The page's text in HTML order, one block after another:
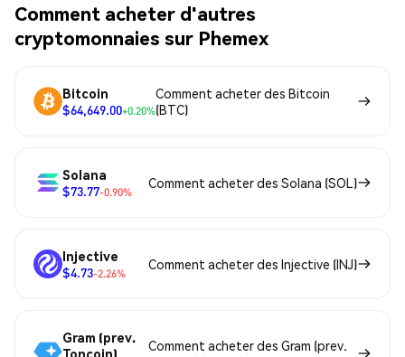
Comment acheter d'autres
cryptomonnaies sur Phemex
Bitcoin
$64,649.00+0.20%
Comment acheter des Bitcoin
(BTC)
Solana
$73.77-0.90%
Comment acheter des Solana (SOL)
Injective
$4.73-2.26%
Comment acheter des Injective (INJ)
Gram (prev.
Toncoin)
Comment acheter des Gram (prev.